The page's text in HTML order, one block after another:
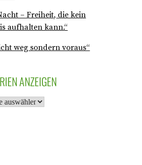
– Freiheit, die kein
aufhalten kann.“
weg sondern voraus“
ANZEIGEN